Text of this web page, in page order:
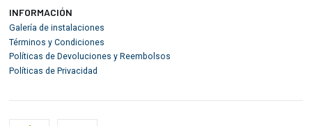
INFORMACIÓN
Galería de instalaciones
Términos y Condiciones
Políticas de Devoluciones y Reembolsos
Políticas de Privacidad